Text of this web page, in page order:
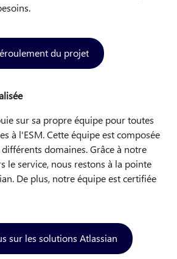
du projet
sur sa propre équipe pour toutes
à l'ESM. Cette équipe est composée
domaines. Grâce à notre
le service, nous restons à la pointe
De plus, notre équipe est certifiée
sur les solutions Atlassian